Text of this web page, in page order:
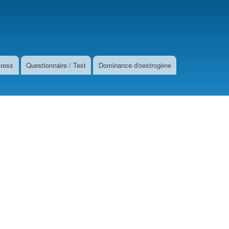
Questionnaire / Test Dominance d'oestrogène